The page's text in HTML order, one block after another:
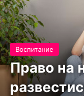
Воспитание
Право на